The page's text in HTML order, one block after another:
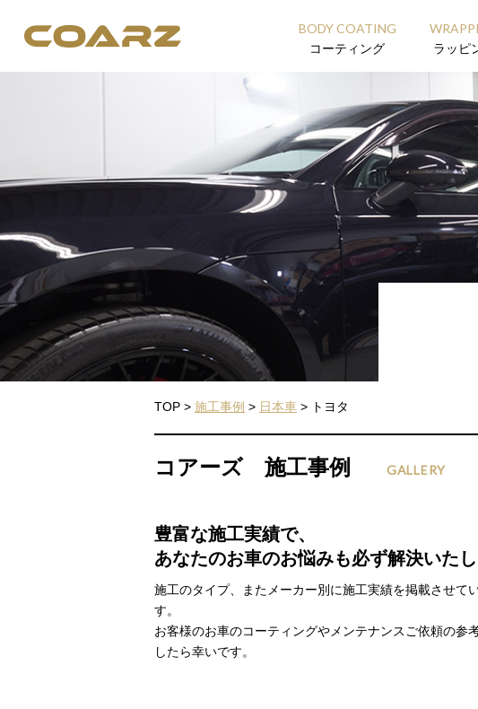
BODY COATING
コーティング ラッピ
TOP > 施工事例 > 日本車 > トヨタ
コアーズ 施工事例 GALLERY
豊富な施工実績で、
あなたのお車のお悩みも必ず解決いたし
施工のタイプ、またメーカー別に施工実績を掲載させて
す。
お客様のお車のコーティングやメンテナンスご依頼の参
したら幸いです。